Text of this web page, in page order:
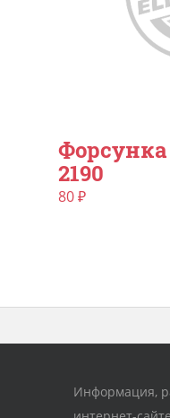
2190
80₽
Информация,